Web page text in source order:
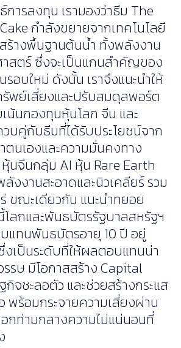
การลงทุน เรามองว่าธีม The
กำลังขยายจากเทคโนโลยี
ร้างพื้นฐานต้นน้ำ ทั้งพลังงาน
สตร์ ซึ่งจะเป็นแกนสำคัญของ
อบใหม่ ดังนั้น เราจึงแนะนำให้
พย์เสี่ยงและปรับสมดุลพอร์ต
น้นกองทุนหุ้นโลก จีน และ
บคู่กับธีมที่ได้รับประโยชน์จาก
ตนเองและความมั่นคงทาง
หุ้นจีนกลุ่ม AI หุ้น Rare Earth
งงานสะอาดและนิวเคลียร์ รวม
ขณะเดียวกัน แนะนำทยอย
โลกและพันธบัตรรัฐบาลสหรัฐฯ
แทนพันธบัตรอายุ 10 ปี อยู่
งเป็นระดับที่ให้ผลตอบแทนน่า
รษ มีโอกาสสร้าง Capital
จชะลอตัว และช่วยสร้างกระแส
พร้อมกระจายความเสี่ยงผ่าน
กท่ามกลางความไม่แน่นอนที่